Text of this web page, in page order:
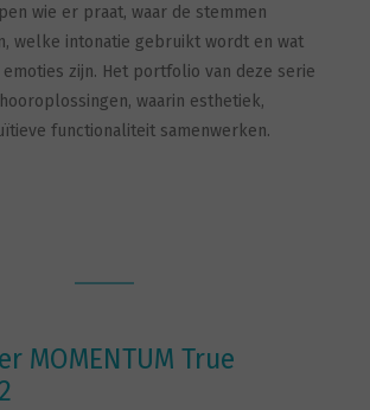
wie er praat, waar de stemmen
welke intonatie gebruikt wordt en wat
zijn. Het portfolio van deze serie
waarin esthetiek,
functionaliteit samenwerken.
MOMENTUM True